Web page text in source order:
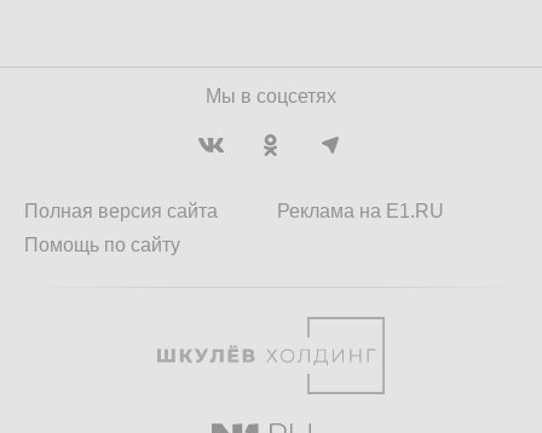
Мы в соцсетях
Полная версия сайта
Помощь по сайту
Реклама на E1.RU